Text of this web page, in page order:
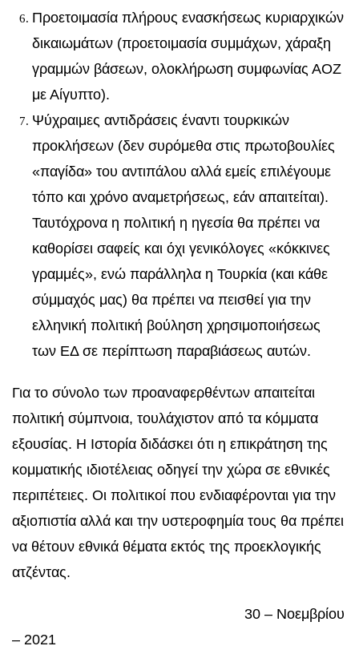
Προετοιμασία πλήρους ενασκήσεως κυριαρχικών
δικαιωμάτων (προετοιμασία συμμάχων, χάραξη
γραμμών βάσεων, ολοκλήρωση συμφωνίας ΑΟΖ
με Αίγυπτο).
Ψύχραιμες αντιδράσεις έναντι τουρκικών
προκλήσεων (δεν συρόμεθα στις πρωτοβουλίες
«παγίδα» του αντιπάλου αλλά εμείς επιλέγουμε
τόπο και χρόνο αναμετρήσεως, εάν απαιτείται).
Ταυτόχρονα η πολιτική η ηγεσία θα πρέπει να
καθορίσει σαφείς και όχι γενικόλογες «κόκκινες
γραμμές», ενώ παράλληλα η Τουρκία (και κάθε
σύμμαχός μας) θα πρέπει να πεισθεί για την
ελληνική πολιτική βούληση χρησιμοποιήσεως
των ΕΔ σε περίπτωση παραβιάσεως αυτών.
Για το σύνολο των προαναφερθέντων απαιτείται
πολιτική σύμπνοια, τουλάχιστον από τα κόμματα
εξουσίας. Η Ιστορία διδάσκει ότι η επικράτηση της
κομματικής ιδιοτέλειας οδηγεί την χώρα σε εθνικές
περιπέτειες. Οι πολιτικοί που ενδιαφέρονται για την
αξιοπιστία αλλά και την υστεροφημία τους θα πρέπει
να θέτουν εθνικά θέματα εκτός της προεκλογικής
ατζέντας.
30 – Νοεμβρίου
– 2021